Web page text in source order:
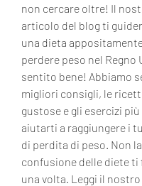
non cercare oltre! Il
articolo del blog ti
una dieta
perdere peso nel Regno
sentito bene! Abbiamo
migliori consigli, le
gustose e gli esercizi
aiutarti a raggiungere i
di perdita di peso. Non
confusione delle diete ti
una volta. Leggi il